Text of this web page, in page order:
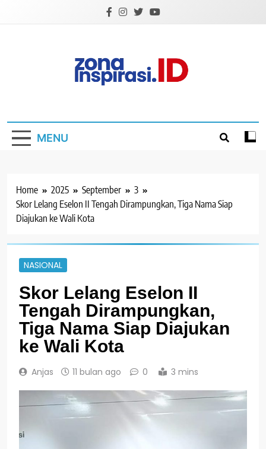
MENU
Home 2025 September
3
Skor Lelang Eselon II Tengah Dirampungkan, Tiga Nama Siap
Diajukan ke Wali Kota
NASIONAL
Skor Lelang Eselon II
Tengah Dirampungkan,
Tiga Nama Siap Diajukan
ke Wali Kota
Anjas 11 bulan ago 0 3 mins